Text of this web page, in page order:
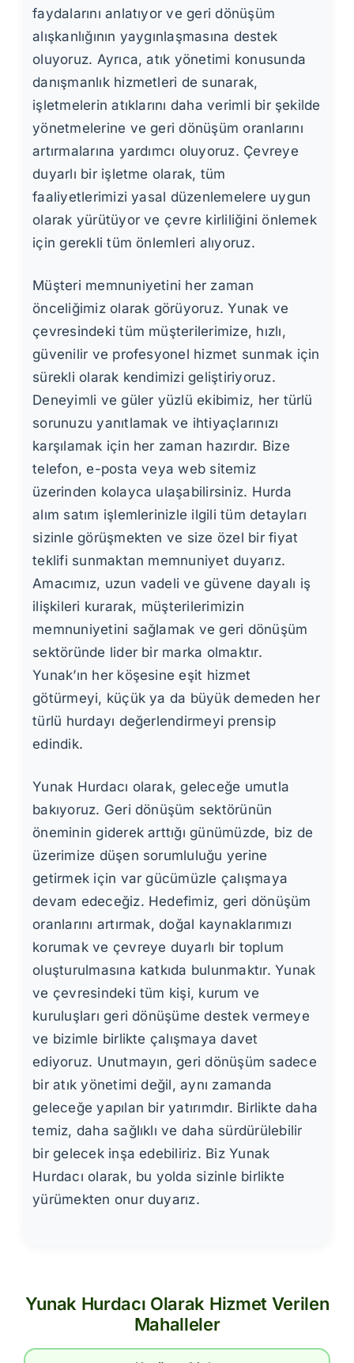
faydalarını anlatıyor ve geri dönüşüm
alışkanlığının yaygınlaşmasına destek
oluyoruz. Ayrıca, atık yönetimi konusunda
danışmanlık hizmetleri de sunarak,
işletmelerin atıklarını daha verimli bir şekilde
yönetmelerine ve geri dönüşüm oranlarını
artırmalarına yardımcı oluyoruz. Çevreye
duyarlı bir işletme olarak, tüm
faaliyetlerimizi yasal düzenlemelere uygun
olarak yürütüyor ve çevre kirliliğini önlemek
için gerekli tüm önlemleri alıyoruz.
Müşteri memnuniyetini her zaman
önceliğimiz olarak görüyoruz. Yunak ve
çevresindeki tüm müşterilerimize, hızlı,
güvenilir ve profesyonel hizmet sunmak için
sürekli olarak kendimizi geliştiriyoruz.
Deneyimli ve güler yüzlü ekibimiz, her türlü
sorunuzu yanıtlamak ve ihtiyaçlarınızı
karşılamak için her zaman hazırdır. Bize
telefon, e-posta veya web sitemiz
üzerinden kolayca ulaşabilirsiniz. Hurda
alım satım işlemlerinizle ilgili tüm detayları
sizinle görüşmekten ve size özel bir fiyat
teklifi sunmaktan memnuniyet duyarız.
Amacımız, uzun vadeli ve güvene dayalı iş
ilişkileri kurarak, müşterilerimizin
memnuniyetini sağlamak ve geri dönüşüm
sektöründe lider bir marka olmaktır.
Yunak’ın her köşesine eşit hizmet
götürmeyi, küçük ya da büyük demeden her
türlü hurdayı değerlendirmeyi prensip
edindik.
Yunak Hurdacı olarak, geleceğe umutla
bakıyoruz. Geri dönüşüm sektörünün
öneminin giderek arttığı günümüzde, biz de
üzerimize düşen sorumluluğu yerine
getirmek için var gücümüzle çalışmaya
devam edeceğiz. Hedefimiz, geri dönüşüm
oranlarını artırmak, doğal kaynaklarımızı
korumak ve çevreye duyarlı bir toplum
oluşturulmasına katkıda bulunmaktır. Yunak
ve çevresindeki tüm kişi, kurum ve
kuruluşları geri dönüşüme destek vermeye
ve bizimle birlikte çalışmaya davet
ediyoruz. Unutmayın, geri dönüşüm sadece
bir atık yönetimi değil, aynı zamanda
geleceğe yapılan bir yatırımdır. Birlikte daha
temiz, daha sağlıklı ve daha sürdürülebilir
bir gelecek inşa edebiliriz. Biz Yunak
Hurdacı olarak, bu yolda sizinle birlikte
yürümekten onur duyarız.
Yunak Hurdacı Olarak Hizmet Verilen
Mahalleler